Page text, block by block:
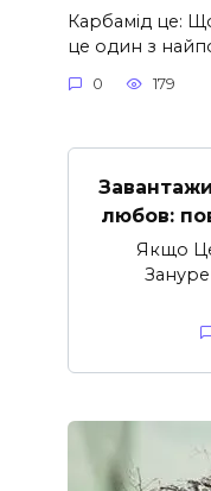
Карбамід це:
це один з
0 179
любов:
Якщо